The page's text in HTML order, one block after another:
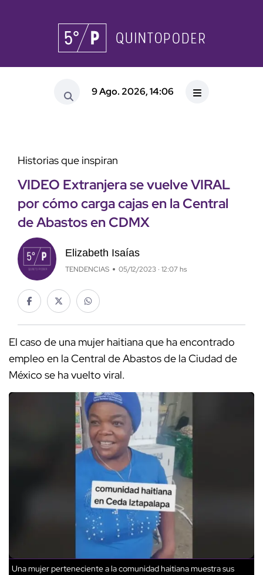
9 Ago. 2026, 14:06
Historias que inspiran
VIDEO Extranjera se vuelve VIRAL
por cómo carga cajas en la Central
de Abastos en CDMX
Elizabeth Isaías
TENDENCIAS 05/12/2023 · 12:07 hs
El caso de una mujer haitiana que ha encontrado
empleo en la Central de Abastos de la Ciudad de
México se ha vuelto viral.
Una mujer perteneciente a la comunidad haitiana muestra sus